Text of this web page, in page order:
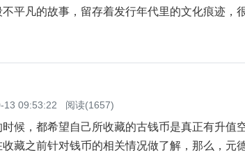
平凡的故事，留存着发行年代里的文化痕迹，
13 09:53:22 阅读(1657)
候，都希望自己所收藏的古钱币是真正有升值
藏之前针对钱币的相关情况做了解，那么，元